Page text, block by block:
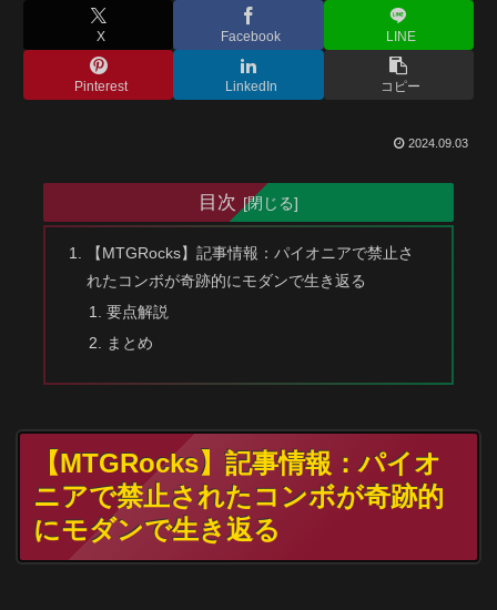
X Facebook LINE
Pinterest LinkedIn コピー
2024.09.03
目次
【MTGRocks】記事情報：パイオニアで禁止さ
れたコンボが奇跡的にモダンで生き返る
要点解説
まとめ
【MTGRocks】記事情報：パイオ
ニアで禁止されたコンボが奇跡的
にモダンで生き返る